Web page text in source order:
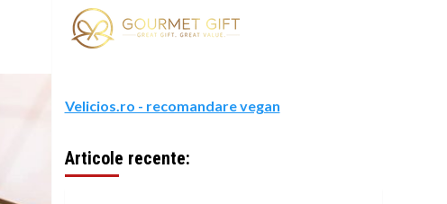
Velicios.ro - recomandare vegan
Articole recente: